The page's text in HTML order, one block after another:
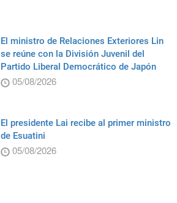
El ministro de Relaciones Exteriores Lin
se reúne con la División Juvenil del
Partido Liberal Democrático de Japón
05/08/2026
El presidente Lai recibe al primer ministro
de Esuatini
05/08/2026